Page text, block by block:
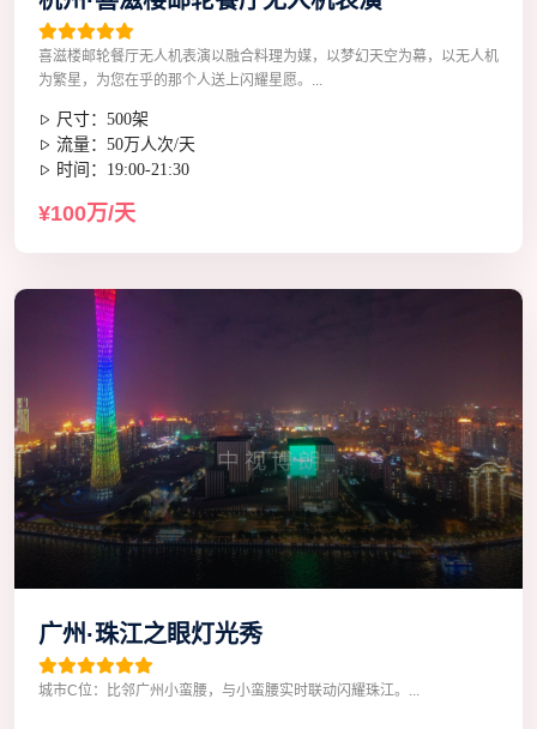
喜滋楼邮轮餐厅无人机表演以融合料理为媒，以梦幻天空为幕，以无人机
为繁星，为您在乎的那个人送上闪耀星愿。...
尺寸：500架
流量：50万人次/天
时间：19:00-21:30
¥100万/天
广州·珠江之眼灯光秀
城市C位：比邻广州小蛮腰，与小蛮腰实时联动闪耀珠江。...